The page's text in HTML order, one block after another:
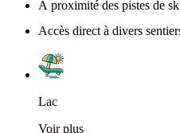
À proximité des pistes de
Accès direct à divers
Lac
Voir plus